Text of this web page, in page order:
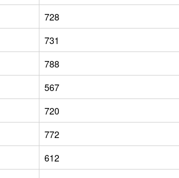
728
731
788
567
720
772
612